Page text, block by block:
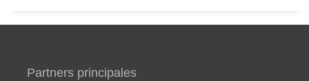
Partners principales